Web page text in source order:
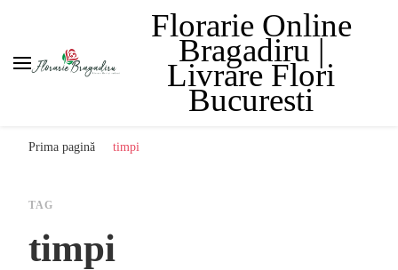
Florarie Online
Bragadiru |
Livrare Flori
Bucuresti
Prima pagină timpi
TAG
timpi